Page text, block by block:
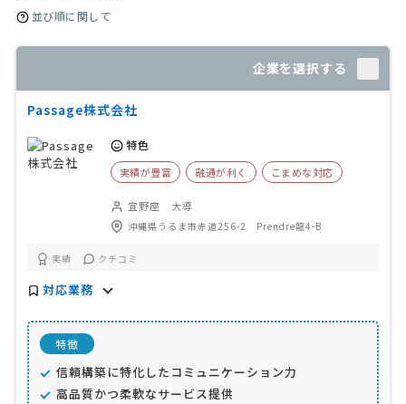
並び順に関して
企業を選択する
Passage株式会社
特色
実績が豊富 融通が利く こまめな対応
宜野座 大導
沖縄県うるま市赤道256-2 Prendre龍4-B
実績 クチコミ
対応業務
特徴
信頼構築に特化したコミュニケーション力
高品質かつ柔軟なサービス提供